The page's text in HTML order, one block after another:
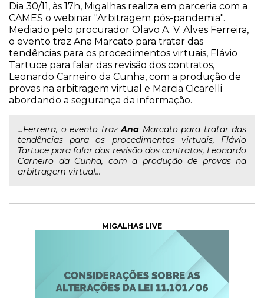
Dia 30/11, às 17h, Migalhas realiza em parceria com a
CAMES o webinar "Arbitragem pós-pandemia".
Mediado pelo procurador Olavo A. V. Alves Ferreira,
o evento traz Ana Marcato para tratar das
tendências para os procedimentos virtuais, Flávio
Tartuce para falar das revisão dos contratos,
Leonardo Carneiro da Cunha, com a produção de
provas na arbitragem virtual e Marcia Cicarelli
abordando a segurança da informação.
...Ferreira, o evento trazAna Marcato para tratar das
tendências para os procedimentos virtuais, Flávio
Tartuce para falar das revisão dos contratos, Leonardo
Carneiro da Cunha, com a produção de provas na
arbitragem virtual...
MIGALHAS LIVE